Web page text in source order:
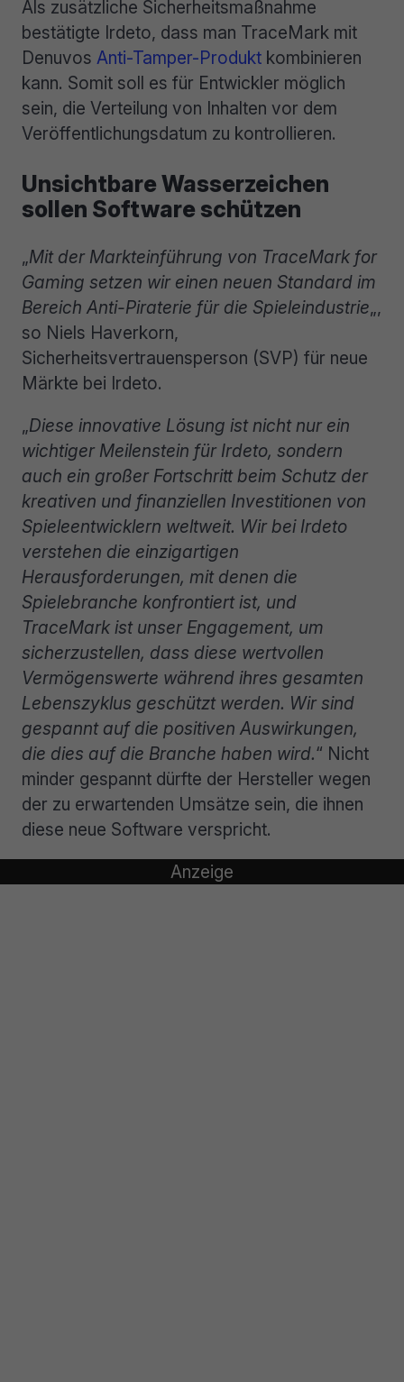
Als zusätzliche Sicherheitsmaßnahme
bestätigte Irdeto, dass man TraceMark mit
Denuvos Anti-Tamper-Produkt kombinieren
kann. Somit soll es für Entwickler möglich
sein, die Verteilung von Inhalten vor dem
Veröffentlichungsdatum zu kontrollieren.
Unsichtbare Wasserzeichen
sollen Software schützen
„Mit der Markteinführung von TraceMark for
Gaming setzen wir einen neuen Standard im
Bereich Anti-Piraterie für die Spieleindustrie„,
so Niels Haverkorn,
Sicherheitsvertrauensperson (SVP) für neue
Märkte bei Irdeto.
„Diese innovative Lösung ist nicht nur ein
wichtiger Meilenstein für Irdeto, sondern
auch ein großer Fortschritt beim Schutz der
kreativen und finanziellen Investitionen von
Spieleentwicklern weltweit. Wir bei Irdeto
verstehen die einzigartigen
Herausforderungen, mit denen die
Spielebranche konfrontiert ist, und
TraceMark ist unser Engagement, um
sicherzustellen, dass diese wertvollen
Vermögenswerte während ihres gesamten
Lebenszyklus geschützt werden. Wir sind
gespannt auf die positiven Auswirkungen,
die dies auf die Branche haben wird.“ Nicht
minder gespannt dürfte der Hersteller wegen
der zu erwartenden Umsätze sein, die ihnen
diese neue Software verspricht.